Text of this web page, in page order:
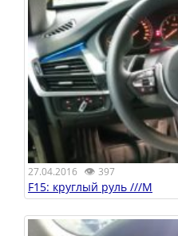
27.04.2016 👁 397
F15: круглый руль ///M